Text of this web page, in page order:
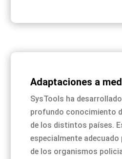
Adaptaciones a
SysTools ha
profundo conocimiento
de los distintos países.
especialmente
de los organismos